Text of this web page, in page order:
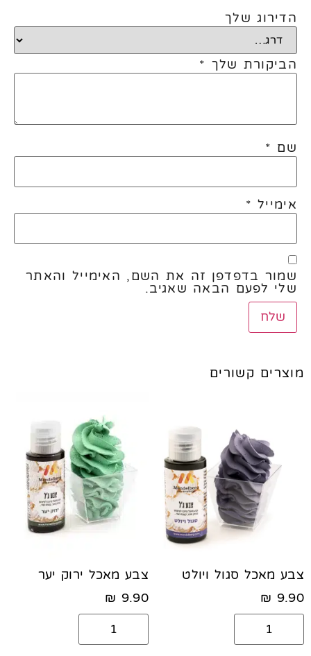
הדירוג שלך
הביקורת שלך *
שם *
אימייל *
שמור בדפדפן זה את השם, האימייל והאתר
שלי לפעם הבאה שאגיב.
מוצרים קשורים
צבע מאכל סגול ויולט
9.90
₪
צבע מאכל ירוק יער
9.90
₪